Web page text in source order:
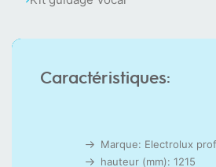
Caractéristiques:
Marque: Electrolux
hauteur (mm): 1215